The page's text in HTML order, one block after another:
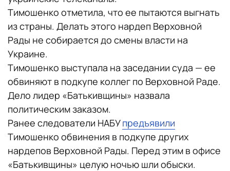
Тимошенко отметила, что ее пытаются выгнать
из страны. Делать этого нардеп Верховной
Рады не собирается до смены власти на
Украине.
Тимошенко выступала на заседании суда — ее
обвиняют в подкупе коллег по Верховной Раде.
Дело лидер «Батькивщины» назвала
политическим заказом.
Ранее следователи НАБУпредъявили
Тимошенко обвинения в подкупе других
нардепов Верховной Рады. Перед этим в офисе
«Батькивщины» целую ночью шли обыски.